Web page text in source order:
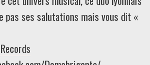
pas ses salutations mais vous dit «